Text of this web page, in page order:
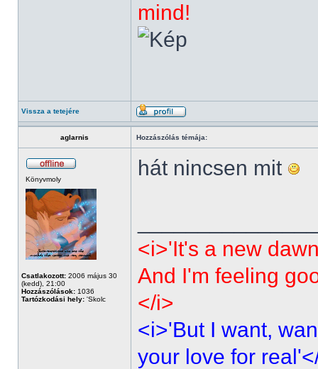
mind!
Vissza a tetejére
aglarnis Hozzászólás témája:
Könyvmoly
Csatlakozott: 2006 május 30
(kedd), 21:00
Hozzászólások: 1036
Tartózkodási hely: 'Skolc
hát nincsen mit
<i>'It's a new
And I'm feeling
</i>
<i>'But I want,
your love for